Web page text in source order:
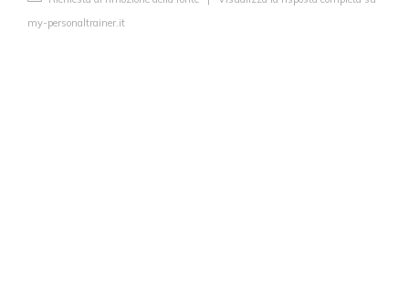
my-personaltrainer.it